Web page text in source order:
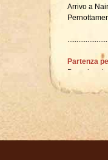
Arrivo a
Partenza
Dopo la
crater,
Nakuru